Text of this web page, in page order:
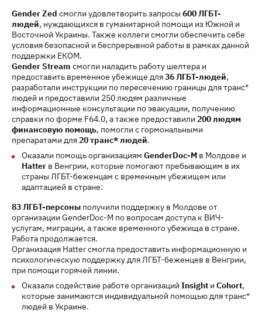
Gender Zed смогли удовлетворить запросы 600 ЛГБТ-
людей, нуждающихся в гуманитарной помощи из Южной и
Восточной Украины. Также коллеги смогли обеспечить себе
условия безопасной и беспрерывной работы в рамках данной
поддержки ЕКОМ.
Gender Stream смогли наладить работу шелтера и
предоставить временное убежище для36 ЛГБТ-людей,
разработали инструкции по пересечению границы для транс*
людей и предоставили 250 людям различные
информационные консультации по эвакуации, получению
справки по форме F64.0, а также предоставили 200 людям
финансовую помощь, помогли с гормональными
препаратами для20 транс* людей.
Оказали помощь организациям GenderDoc-M в Молдове и
Hatter в Венгрии, которые помогают пребывающим в их
страны ЛГБТ-беженцам с временным убежищем или
адаптацией в стране:
83 ЛГБТ-персоны получили поддержку в Молдове от
организации GenderDoc-M по вопросам доступа к ВИЧ-
услугам, миграции, а также временного убежища в стране.
Работа продолжается.
Организация Hatter смогла предоставить информационную и
психологическую поддержку для ЛГБТ-беженцев в Венгрии,
при помощи горячей линии.
Оказали содействие работе организаций Insight и Cohort,
которые занимаются индивидуальной помощью для транс*
людей в Украине.